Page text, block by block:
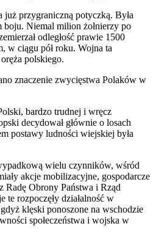
już przygraniczną potyczką. Była
boju. Niemal milion żołnierzy po
odległość prawie 1500
w ciągu pół roku. Wojna ta
polskiego.
znaczenie zwycięstwa Polaków w
bardzo trudnej i wręcz
decydował głównie o losach
postawy ludności wiejskiej była
wielu czynników, wśród
akcje mobilizacyjne, gospodarcze
Radę Obrony Państwa i Rząd
rozpoczęły działalność w
klęski ponoszone na wschodzie
społeczeństwa i wojska w